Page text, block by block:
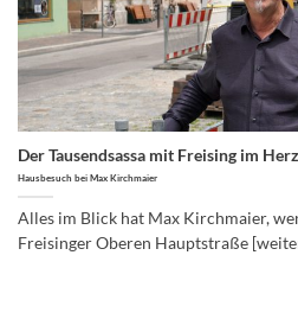
Der Tausendsassa mit Freising im
Hausbesuch bei Max Kirchmaier
Alles im Blick hat Max Kirchmaier,
Freisinger Oberen Hauptstraße